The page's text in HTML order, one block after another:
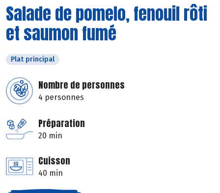
Salade de pomelo, fenouil rôti
et saumon fumé
Plat principal
Nombre de personnes
4 personnes
Préparation
20 min
Cuisson
40 min